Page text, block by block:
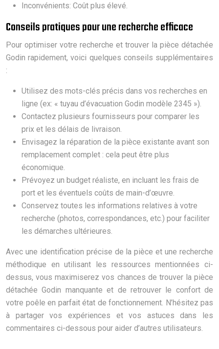
Inconvénients: Coût plus élevé.
Conseils pratiques pour une recherche efficace
Pour optimiser votre recherche et trouver la pièce détachée
Godin rapidement, voici quelques conseils supplémentaires
:
Utilisez des mots-clés précis dans vos recherches en
ligne (ex: « tuyau d’évacuation Godin modèle 2345 »).
Contactez plusieurs fournisseurs pour comparer les
prix et les délais de livraison.
Envisagez la réparation de la pièce existante avant son
remplacement complet : cela peut être plus
économique.
Prévoyez un budget réaliste, en incluant les frais de
port et les éventuels coûts de main-d’œuvre.
Conservez toutes les informations relatives à votre
recherche (photos, correspondances, etc.) pour faciliter
les démarches ultérieures.
Avec une identification précise de la pièce et une recherche
méthodique en utilisant les ressources mentionnées ci-
dessus, vous maximiserez vos chances de trouver la pièce
détachée Godin manquante et de retrouver le confort de
votre poêle en parfait état de fonctionnement. N’hésitez pas
à partager vos expériences et vos astuces dans les
commentaires ci-dessous pour aider d’autres utilisateurs.